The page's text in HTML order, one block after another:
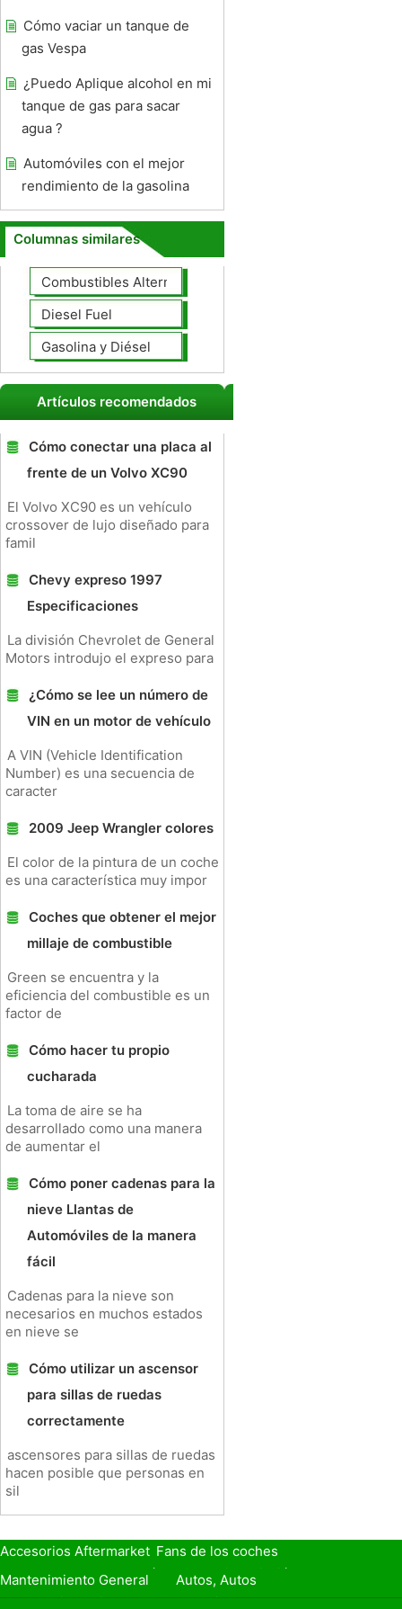
Cómo vaciar un tanque de
gas Vespa
¿Puedo Aplique alcohol en mi
tanque de gas para sacar
agua ?
Automóviles con el mejor
rendimiento de la gasolina
Columnas similares
Combustibles Alternativos
Diesel Fuel
Gasolina y Diésel
Artículos recomendados
Cómo conectar una placa al
frente de un Volvo XC90
El Volvo XC90 es un vehículo
crossover de lujo diseñado para
famil
Chevy expreso 1997
Especificaciones
La división Chevrolet de General
Motors introdujo el expreso para
¿Cómo se lee un número de
VIN en un motor de vehículo
A VIN (Vehicle Identification
Number) es una secuencia de
caracter
2009 Jeep Wrangler colores
El color de la pintura de un coche
es una característica muy impor
Coches que obtener el mejor
millaje de combustible
Green se encuentra y la
eficiencia del combustible es un
factor de
Cómo hacer tu propio
cucharada
La toma de aire se ha
desarrollado como una manera
de aumentar el
Cómo poner cadenas para la
nieve Llantas de
Automóviles de la manera
fácil
Cadenas para la nieve son
necesarios en muchos estados
en nieve se
Cómo utilizar un ascensor
para sillas de ruedas
correctamente
ascensores para sillas de ruedas
hacen posible que personas en
sil
Accesorios Aftermarket Fans de los coches
Seguro de Coche
Préstamos y Financiación
Mantenimiento General
Autos, Autos
Seguridad Vial
Combustibles